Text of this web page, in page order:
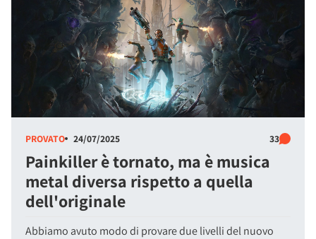
PROVATO 24/07/2025 33
Painkiller è tornato, ma è musica
metal diversa rispetto a quella
dell'originale
Abbiamo avuto modo di provare due livelli del nuovo